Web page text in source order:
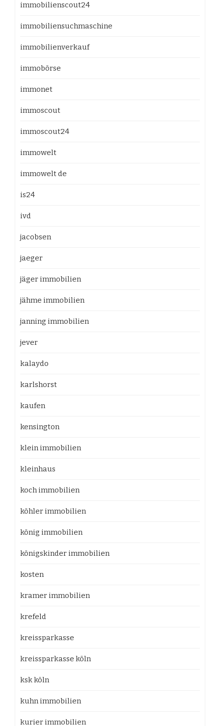
immobilienscout24
immobiliensuchmaschine
immobilienverkauf
immobörse
immonet
immoscout
immoscout24
immowelt
immowelt de
is24
ivd
jacobsen
jaeger
jäger immobilien
jähme immobilien
janning immobilien
jever
kalaydo
karlshorst
kaufen
kensington
klein immobilien
kleinhaus
koch immobilien
köhler immobilien
könig immobilien
königskinder immobilien
kosten
kramer immobilien
krefeld
kreissparkasse
kreissparkasse köln
ksk köln
kuhn immobilien
kurier immobilien